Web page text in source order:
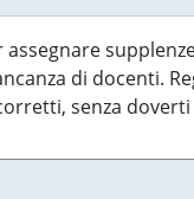
di docenti.
senza